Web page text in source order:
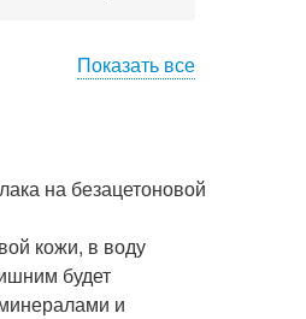
Показать все
на безацетоновой
кожи, в воду
будет
и